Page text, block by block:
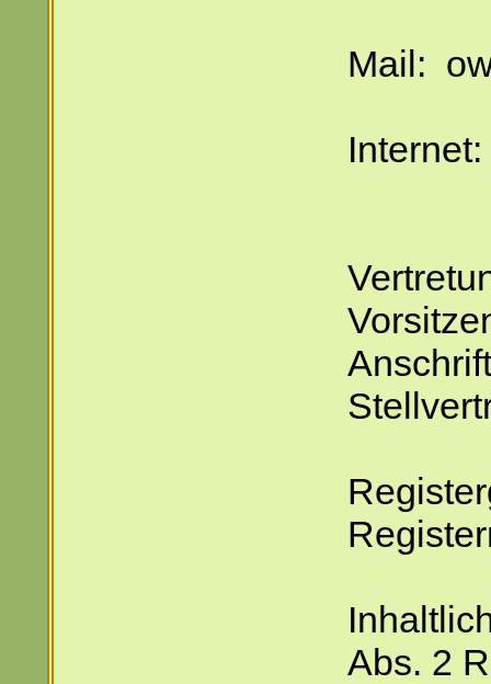
Mail:
Internet:
Abs. 2